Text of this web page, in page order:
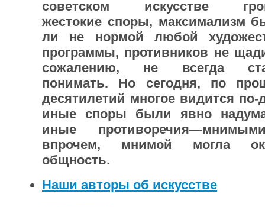
советском искусстве
жестокие споры, максимализм
ли не нормой любой
программы, противников не
сожалению, не всегда
понимать. Но сегодня, по
десятилетий многое видится по-
иные споры были явно
иные
впрочем, мнимой могла
общность.
Наши авторы об искусстве